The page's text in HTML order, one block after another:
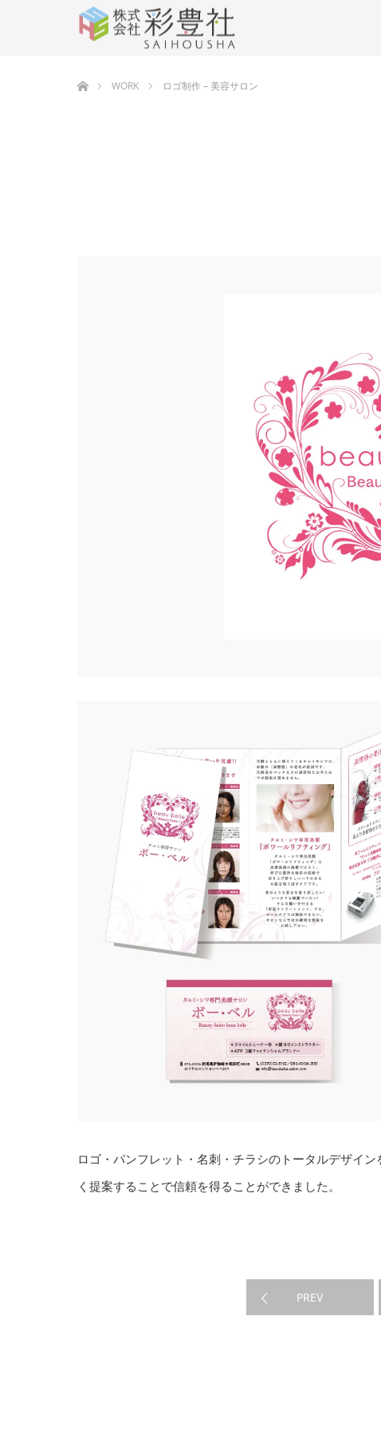
WORK
ロゴ制作 – 美容サロン
ロゴ・パンフレット・名刺・チラシのトータルデザイ
く提案することで信頼を得ることができました。
PREV
WORK